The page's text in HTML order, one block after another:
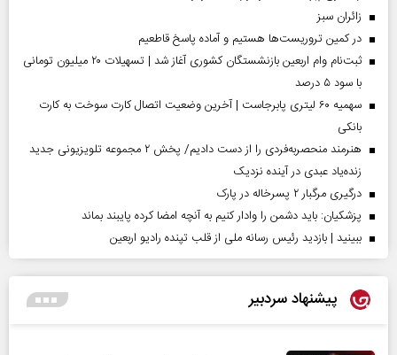
‌زائران سبز
در کمین تروریست‌ها هستیم و آماده پاسخ قاطعیم
ثبت‌نام وام اربعین بازنشستگان کشوری آغاز شد | تسهیلات ۲۰ میلیون تومانی
با سود ۵ درصد
سهمیه ۶۰ لیتری پابرجاست | آخرین وضعیت اتصال کارت سوخت به کارت
بانکی
هنرمند منحصر‌به‌فردی را از دست دادیم/ پخش ۲ مجموعه تلویزیونی جدید
زنده‌یاد عبدی در آینده نزدیک
درگیری مرگبار ۲ پسرخاله در پارک
پزشکیان: باید دشمن را وادار کنیم به آنچه امضا کرده پایبند بماند
ببینید | بازدید رئیس رسانه ملی از قلب تپنده رادیو اربعین
پیشنهاد سردبیر